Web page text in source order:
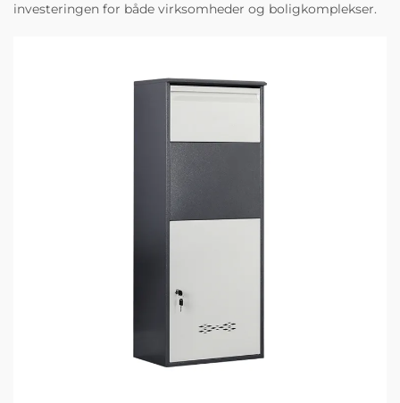
investeringen for både virksomheder og boligkomplekser.